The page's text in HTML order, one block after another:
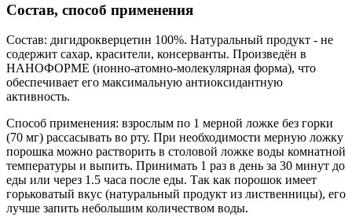
Состав, способ применения
Состав: дигидрокверцетин 100%. Натуральный продукт - не
содержит сахар, красители, консерванты. Произведён в
НАНОФОРМЕ (ионно-атомно-молекулярная форма), что
обеспечивает его максимальную антиоксидантную
активность.
Способ применения: взрослым по 1 мерной ложке без горки
(70 мг) рассасывать во рту. При необходимости мерную ложку
порошка можно растворить в столовой ложке воды комнатной
температуры и выпить. Принимать 1 раз в день за 30 минут до
еды или через 1.5 часа после еды. Так как порошок имеет
горьковатый вкус (натуральный продукт из лиственницы), его
лучше запить небольшим количеством воды.